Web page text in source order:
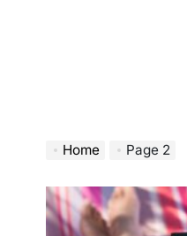
Home Page 2